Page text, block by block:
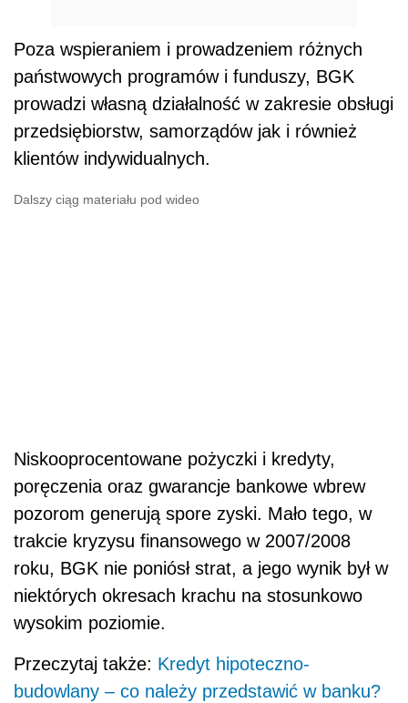
Poza wspieraniem i prowadzeniem różnych
państwowych programów i funduszy, BGK
prowadzi własną działalność w zakresie obsługi
przedsiębiorstw, samorządów jak i również
klientów indywidualnych.
Dalszy ciąg materiału pod wideo
Niskooprocentowane pożyczki i kredyty,
poręczenia oraz gwarancje bankowe wbrew
pozorom generują spore zyski. Mało tego, w
trakcie kryzysu finansowego w 2007/2008
roku, BGK nie poniósł strat, a jego wynik był w
niektórych okresach krachu na stosunkowo
wysokim poziomie.
Przeczytaj także: Kredyt hipoteczno-
budowlany – co należy przedstawić w banku?